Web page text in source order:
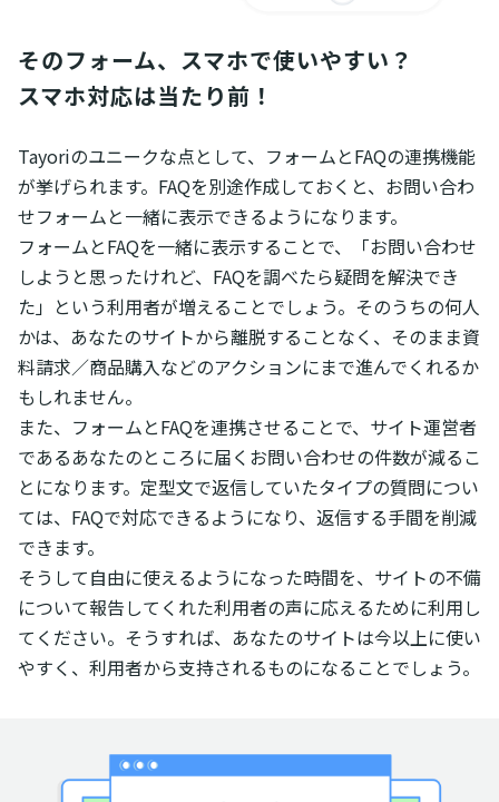
そのフォーム、スマホで使いやすい？
スマホ対応は当たり前！
Tayoriのユニークな点として、フォームとFAQの連携機能
が挙げられます。FAQを別途作成しておくと、お問い合わ
せフォームと一緒に表示できるようになります。
フォームとFAQを一緒に表示することで、「お問い合わせ
しようと思ったけれど、FAQを調べたら疑問を解決でき
た」という利用者が増えることでしょう。そのうちの何人
かは、あなたのサイトから離脱することなく、そのまま資
料請求／商品購入などのアクションにまで進んでくれるか
もしれません。
また、フォームとFAQを連携させることで、サイト運営者
であるあなたのところに届くお問い合わせの件数が減るこ
とになります。定型文で返信していたタイプの質問につい
ては、FAQで対応できるようになり、返信する手間を削減
できます。
そうして自由に使えるようになった時間を、サイトの不備
について報告してくれた利用者の声に応えるために利用し
てください。そうすれば、あなたのサイトは今以上に使い
やすく、利用者から支持されるものになることでしょう。